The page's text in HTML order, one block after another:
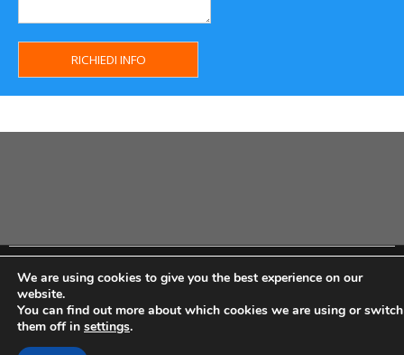
Copyright MHWeb © 2018 - Privacy & GDPR - Cookie Policy -
We are using cookies to give you the best experience on our
website.
You can find out more about which cookies we are using or switch
them off in settings.